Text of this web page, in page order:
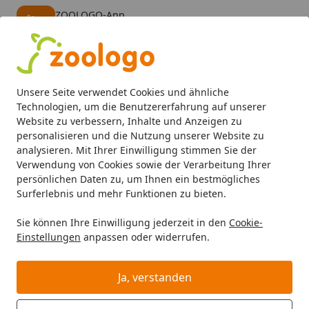
Unsere Seite verwendet Cookies und ähnliche
Technologien, um die Benutzererfahrung auf unserer
Website zu verbessern, Inhalte und Anzeigen zu
personalisieren und die Nutzung unserer Website zu
analysieren. Mit Ihrer Einwilligung stimmen Sie der
Verwendung von Cookies sowie der Verarbeitung Ihrer
persönlichen Daten zu, um Ihnen ein bestmögliches
Surferlebnis und mehr Funktionen zu bieten.
Sie können Ihre Einwilligung jederzeit in den Cookie-
Einstellungen anpassen oder widerrufen.
Ja, verstanden
ZOOLOGO-App
Alle Produkte
Mein Konto
Suchen
Startseite
Hund Hundefutter Trockenfutter bosch tiernahrung
bosch tiernahrung 12kg MyFriend
Senior Hundetrockenfutter